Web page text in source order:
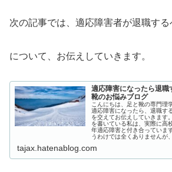
次の記事では、適応障害者が退職する
について、お伝えしていきます。
適応障害になったら退職
靴のお悩みブログ
こんにちは、足と靴の専門理
適応障害になったら、退職す
を交えてお伝えしていきま
を書いている私は、実際に高
年適応障害と付き合っていま
うわけでは全くありませんが
tajax.hatenablog.com